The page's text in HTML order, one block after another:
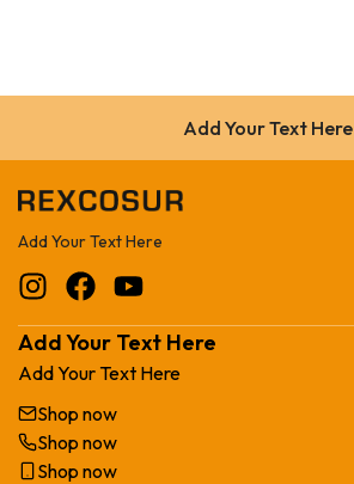
Add Your Text Here
Add Your Text Here
Add Your Text Here
Add Your Text Here
Shop now
Shop now
Shop now